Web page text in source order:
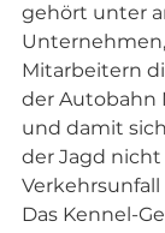
gehört unter
Mitarbeitern
der Autobahn
und damit
der Jagd
Das Kennel-